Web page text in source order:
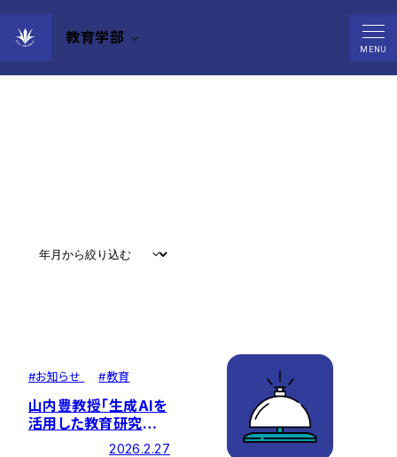
教育学部
MENU
News
#お知らせ #教育
山内豊教授「生成AIを
活用した教育研究の
進め方」講演会開催の
2026.2.27